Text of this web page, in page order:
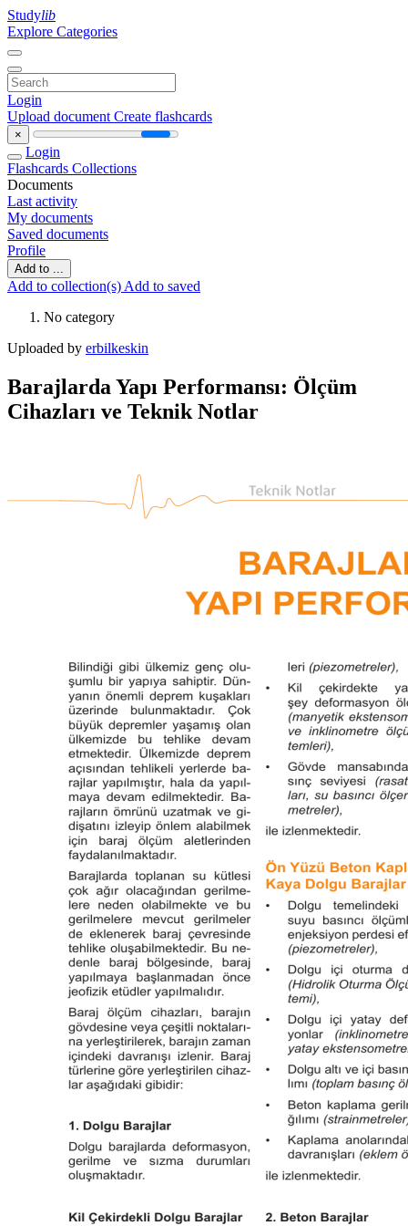
Studylib
Explore Categories
Login
Upload document Create flashcards
×
Login
Flashcards Collections
Documents
Last activity
My documents
Saved documents
Profile
Add to ...
Add to collection(s) Add to saved
No category
Uploaded by erbilkeskin
Barajlarda Yapı Performansı: Ölçüm
Cihazları ve Teknik Notlar